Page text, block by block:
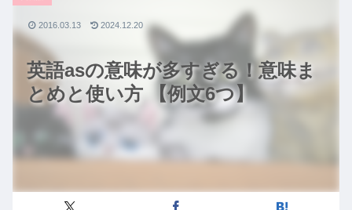
英語asの意味が多すぎる！意味ま
とめと使い方 【例文6つ】
2016.03.13 2024.12.20